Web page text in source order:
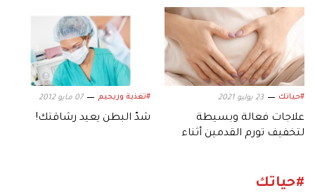
#حياتك 23 يوليو 2021
علاجات فعالة وبسيطة
لتخفيف تورم القدمين أثناء
#تغذية وريجيم 07 مايو 2012
شدّ البطن يعيد رشاقتك!
#حياتك